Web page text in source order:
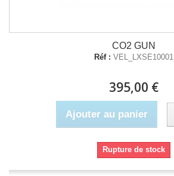
CO2 GUN
Réf : VEL_LXSE10001
395,00 €
Ajouter au panier
Rupture de stock